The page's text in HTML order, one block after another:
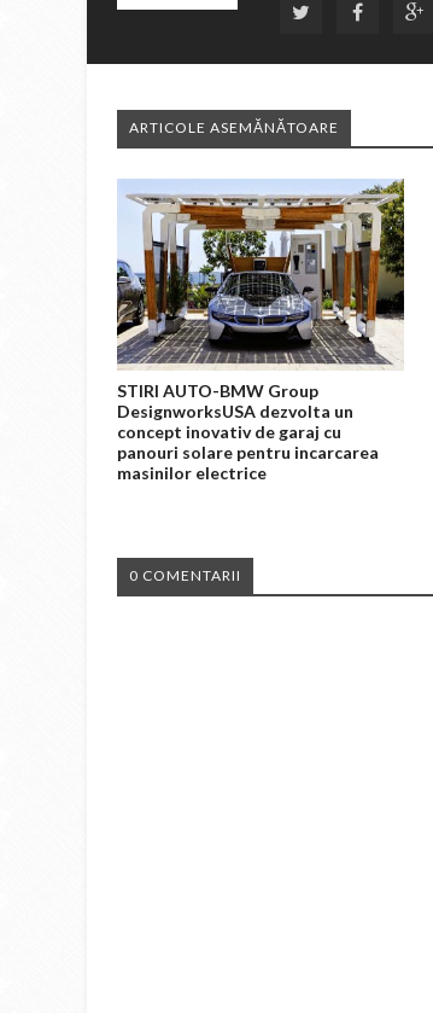
ARTICOLE ASEMĂNĂTOARE
STIRI AUTO-BMW Group
DesignworksUSA dezvolta un
concept inovativ de garaj cu
panouri solare pentru incarcarea
masinilor electrice
0 COMENTARII